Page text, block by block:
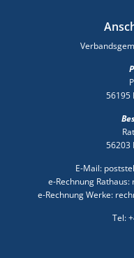
56195
56203
E-Mail:
e-Rechnung
e-Rechnung Werke:
Tel: